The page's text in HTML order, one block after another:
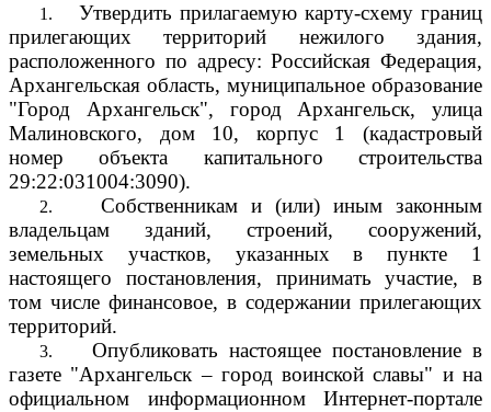
1.
Утвердить прилагаемую карту-схему границ
прилегающих территорий нежилого здания,
расположенного по адресу: Российская Федерация,
Архангельская область, муниципальное образование
"Город Архангельск", город Архангельск, улица
Малиновского, дом 10, корпус 1 (кадастровый
номер объекта капитального строительства
29:22:031004:3090).
2.
Собственникам и (или) иным законным
владельцам зданий, строений, сооружений,
земельных участков, указанных в пункте 1
настоящего постановления, принимать участие, в
том числе финансовое, в содержании прилегающих
территорий.
3.
Опубликовать настоящее постановление в
газете "Архангельск – город воинской славы" и на
официальном информационном Интернет-портале